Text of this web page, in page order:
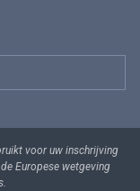
voor uw inschrijving
Europese wetgeving